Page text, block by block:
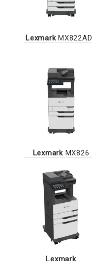
Lexmark
LexmarkMX826
Lexmark